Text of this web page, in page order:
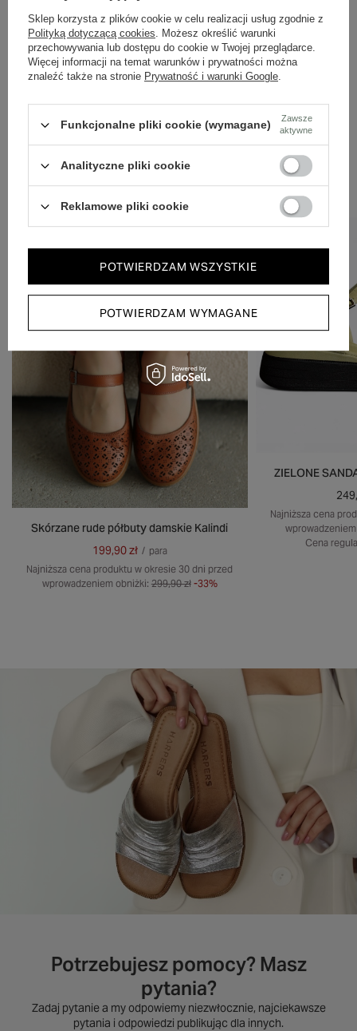
Dbamy o doświadczenie klientów i wysyłamy w 24h.
Zobacz również
Skórzane rude półbuty damskie Kalindi
199,90 zł / para
Najniższa cena produktu w okresie 30 dni przed
wprowadzeniem obniżki: 299,90 zł -33%
ZIELONE
Najniższa cena
Cena
Potrzebujesz pomocy? Masz
pytania?
Zadaj pytanie a my odpowiemy niezwłocznie, najciekawsze
pytania i odpowiedzi publikując dla innych.
Sklep korzysta z plików cookie w celu realizacji usług zgodnie z
Polityką dotyczącą cookies. Możesz określić warunki
przechowywania lub dostępu do cookie w Twojej przeglądarce.
Więcej informacji na temat warunków i prywatności można
znaleźć także na stronie Prywatność i warunki Google.
Funkcjonalne pliki cookie (wymagane)
Zawsze
aktywne
Analityczne pliki cookie
Reklamowe pliki cookie
POTWIERDZAM WYMAGANE
POTWIERDZAM WSZYSTKIE